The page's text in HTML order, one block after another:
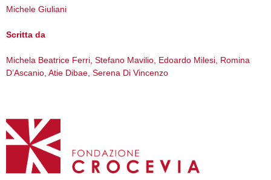
Michele Giuliani
Scritta da
Michela Beatrice Ferri, Stefano Mavilio, Edoardo Milesi, Romina
D’Ascanio, Atie Dibae, Serena Di Vincenzo